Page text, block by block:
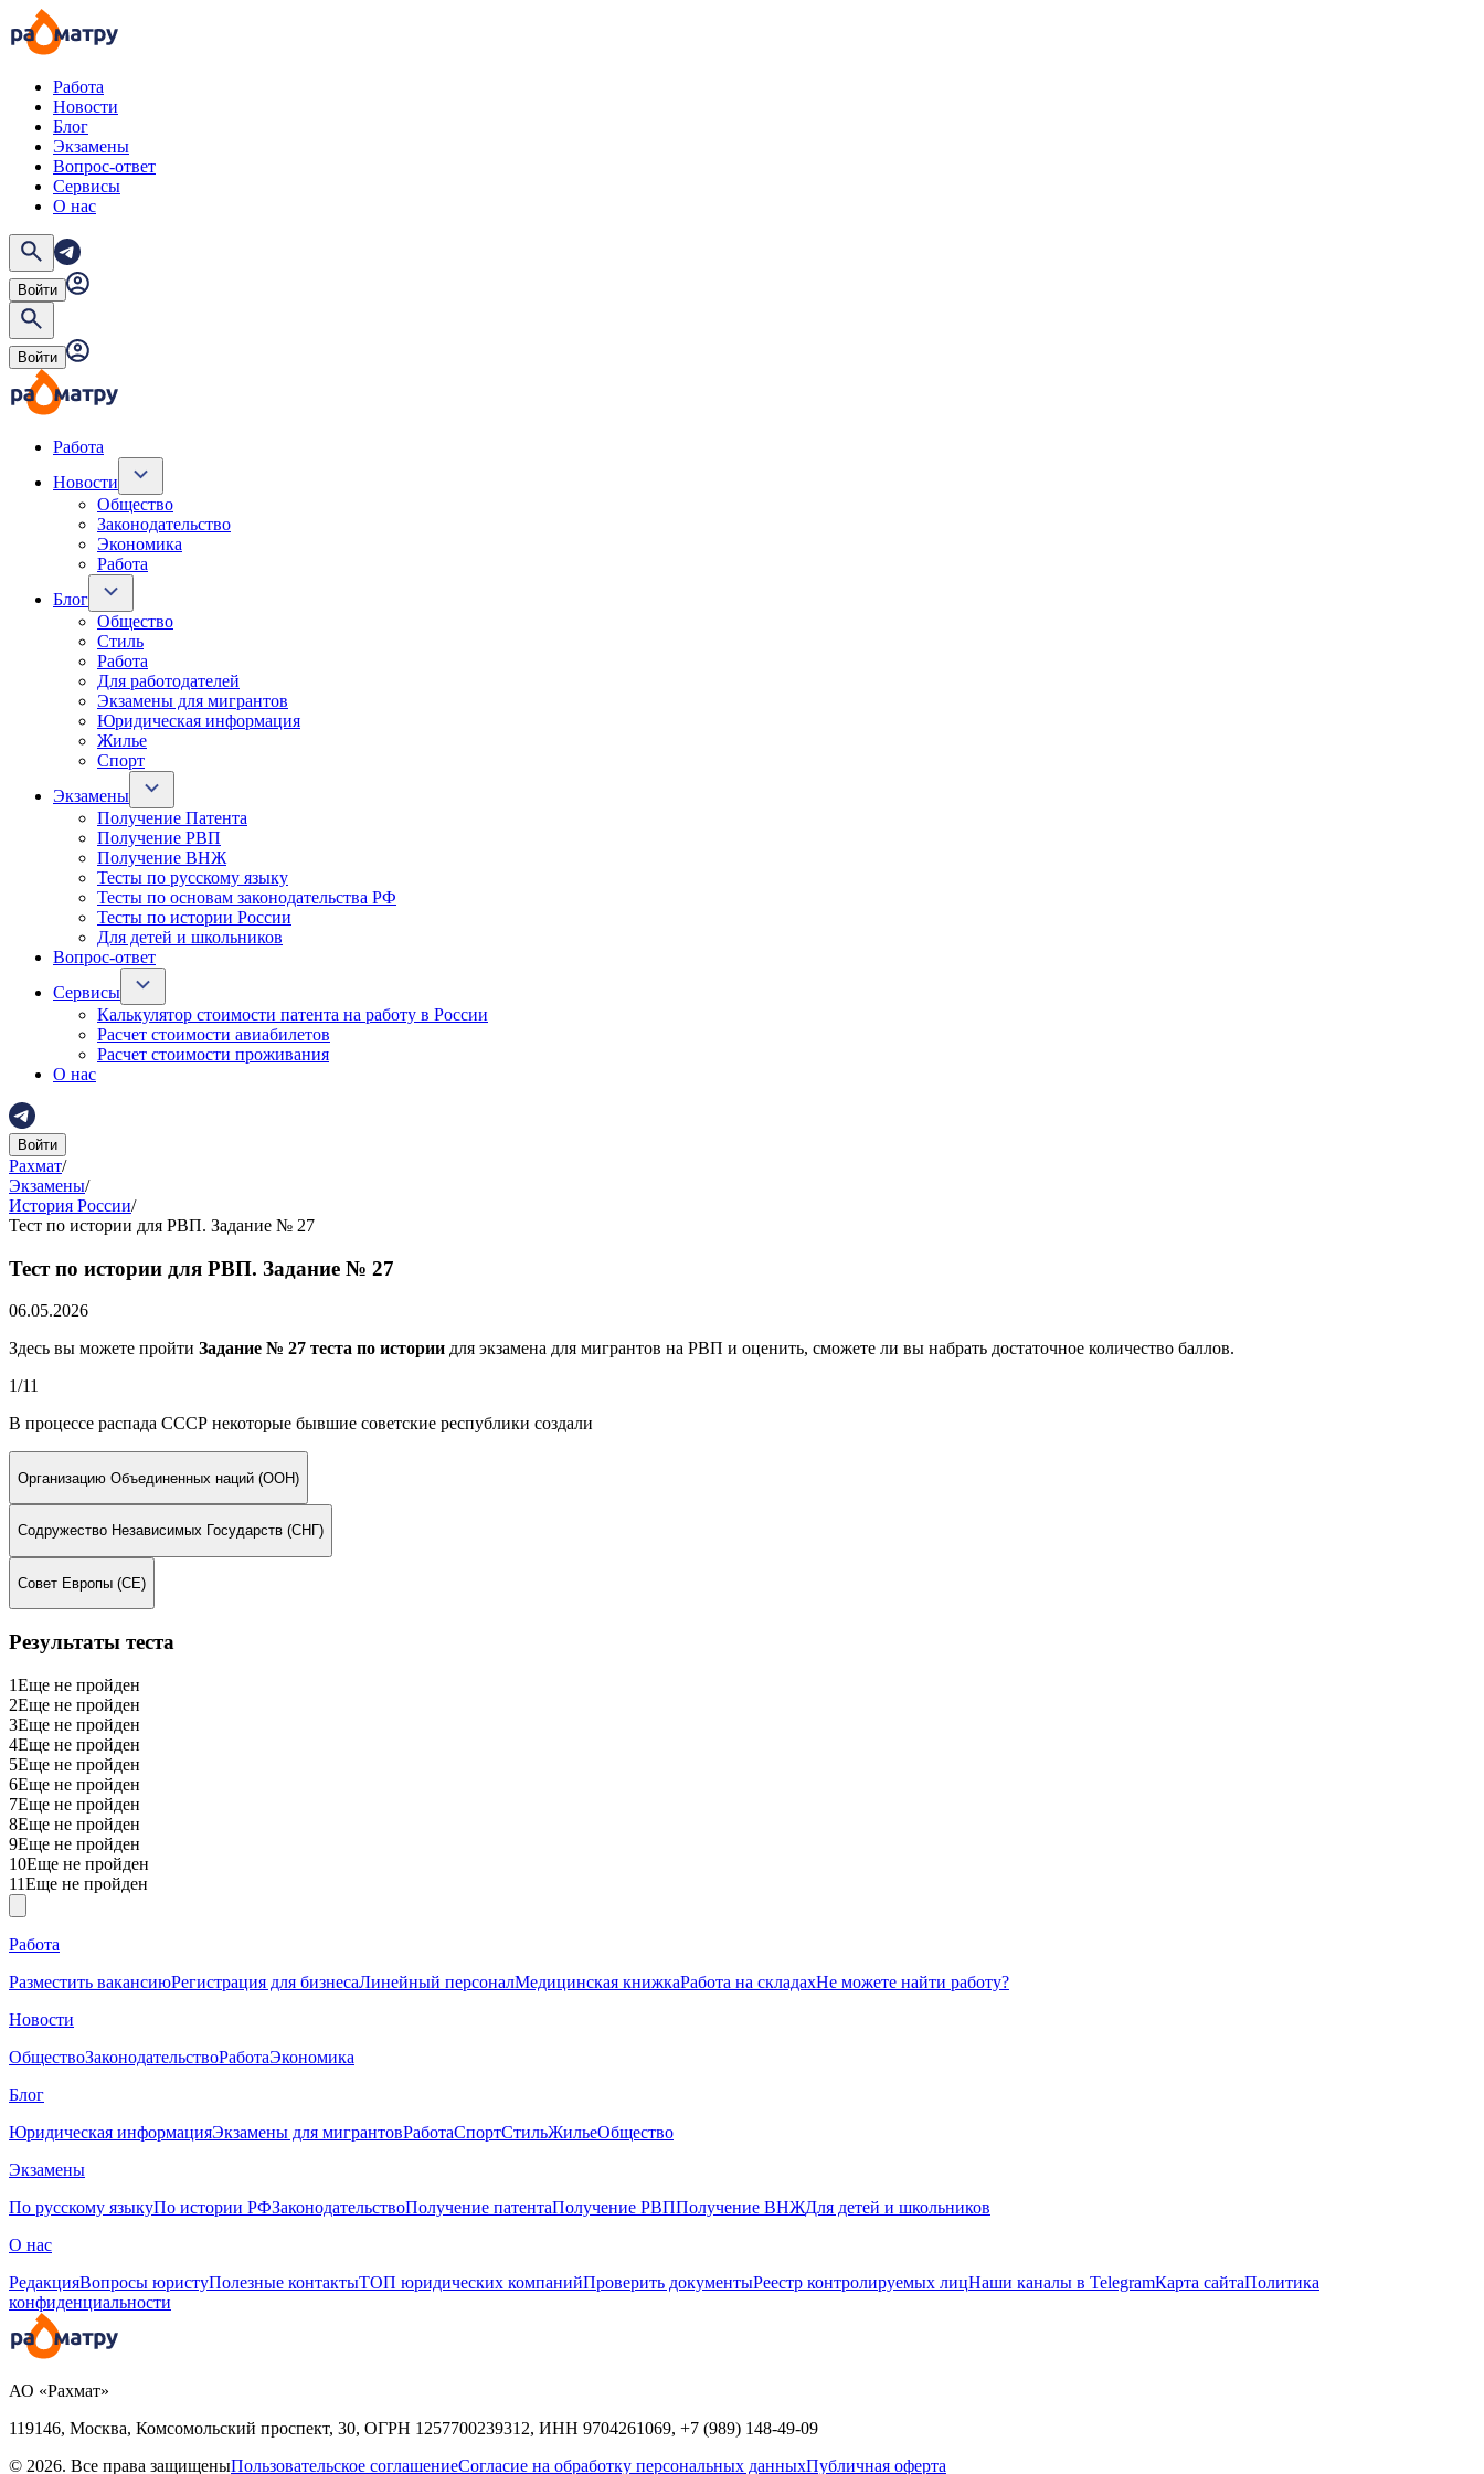
Работа
Новости
Блог
Экзамены
Вопрос-ответ
Сервисы
О нас
Войти
Войти
Работа
Новости
Общество
Законодательство
Экономика
Работа
Блог
Общество
Стиль
Работа
Для работодателей
Экзамены для мигрантов
Юридическая информация
Жилье
Спорт
Экзамены
Получение Патента
Получение РВП
Получение ВНЖ
Тесты по русскому языку
Тесты по основам законодательства РФ
Тесты по истории России
Для детей и школьников
Вопрос-ответ
Сервисы
Калькулятор стоимости патента на работу в России
Расчет стоимости авиабилетов
Расчет стоимости проживания
О нас
Войти
Рахмат/
Экзамены/
История России/
Тест по истории для РВП. Задание № 27
Тест по истории для РВП. Задание № 27
06.05.2026
Здесь вы можете пройти Задание № 27 теста по истории для экзамена для мигрантов на РВП и оценить, сможете ли вы набрать достаточное количество баллов.
1/11
В процессе распада СССР некоторые бывшие советские республики создали
Организацию Объединенных наций (ООН)
Содружество Независимых Государств (СНГ)
Совет Европы (СЕ)
Результаты теста
1Еще не пройден
2Еще не пройден
3Еще не пройден
4Еще не пройден
5Еще не пройден
6Еще не пройден
7Еще не пройден
8Еще не пройден
9Еще не пройден
10Еще не пройден
11Еще не пройден
Работа
Разместить вакансиюРегистрация для бизнесаЛинейный персоналМедицинская книжкаРабота на складахНе можете найти работу?
Новости
ОбществоЗаконодательствоРаботаЭкономика
Блог
Юридическая информацияЭкзамены для мигрантовРаботаСпортСтильЖильеОбщество
Экзамены
По русскому языкуПо истории РФЗаконодательствоПолучение патентаПолучение РВППолучение ВНЖДля детей и школьников
О нас
РедакцияВопросы юристуПолезные контактыТОП юридических компанийПроверить документыРеестр контролируемых лицНаши каналы в TelegramКарта сайтаПолитика
конфиденциальности
АО «Рахмат»
119146, Москва, Комсомольский проспект, 30, ОГРН 1257700239312, ИНН 9704261069, +7 (989) 148-49-09
© 2026. Все права защищеныПользовательское соглашениеСогласие на обработку персональных данныхПубличная оферта